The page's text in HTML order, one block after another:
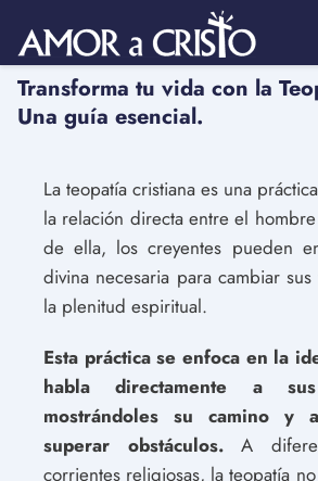
Transforma tu vida con la
Una guía esencial.
La teopatía cristiana es una
la relación directa entre el
de ella, los creyentes pueden
divina necesaria para cambiar
la plenitud espiritual.
Esta práctica se enfoca en la
habla directamente a
mostrándoles su camino y
superar obstáculos.A
corrientes religiosas, la teopatía